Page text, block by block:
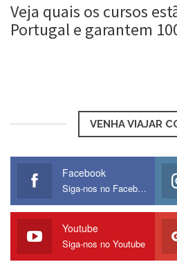
Veja quais os cursos
Portugal e garantem
VENHA VIAJAR
Facebook
Siga-nos no Facebook
Youtube
Siga-nos no Youtube